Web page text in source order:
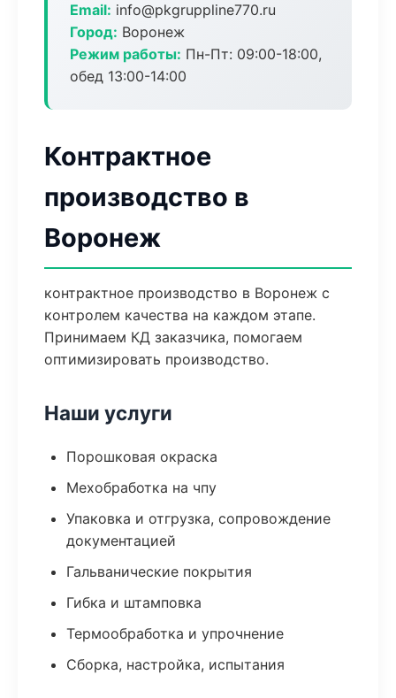
Email: info@pkgruppline770.ru
Город: Воронеж
Режим работы: Пн-Пт: 09:00-18:00,
обед 13:00-14:00
Контрактное
производство в
Воронеж
контрактное производство в Воронеж с
контролем качества на каждом этапе.
Принимаем КД заказчика, помогаем
оптимизировать производство.
Наши услуги
Порошковая окраска
Мехобработка на чпу
Упаковка и отгрузка, сопровождение
документацией
Гальванические покрытия
Гибка и штамповка
Термообработка и упрочнение
Сборка, настройка, испытания